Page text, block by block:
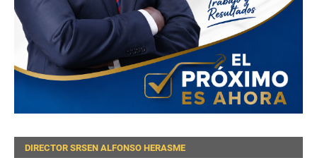
DIRECTOR SRSEN ALFONSO HERASME